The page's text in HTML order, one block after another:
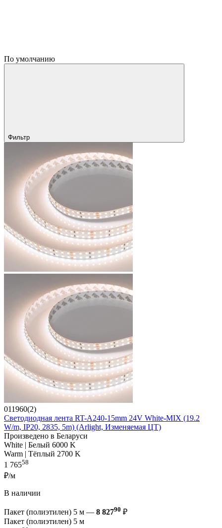
По умолчанию
Фильтр
011960(2)
Светодиодная лента RT-A240-15mm 24V White-MIX (19.2
W/m, IP20, 2835, 5m) (Arlight, Изменяемая ЦТ)
Произведено в Беларуси
White | Белый 6000 K
Warm | Тёплый 2700 K
1 76558
₽/м
В наличии
Пакет (полиэтилен) 5 м — 8 82790 ₽
Пакет (полиэтилен) 5 м